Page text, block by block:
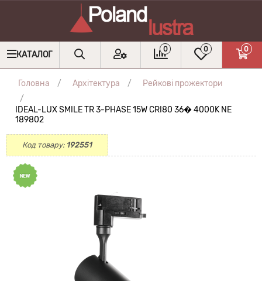
КАТАЛОГ
0 0 0
Головна Архітектура Рейкові прожектори
IDEAL-LUX SMILE TR 3-PHASE 15W CRI80 36� 4000K NE
189802
Код товару: 192551